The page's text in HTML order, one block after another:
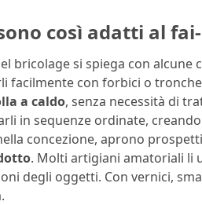
così adatti al
bricolage si spiega con alcune
facilmente con forbici o
a caldo, senza necessità di
in sequenze ordinate, creando
concezione, aprono
. Molti artigiani amatoriali li
degli oggetti. Con vernici,